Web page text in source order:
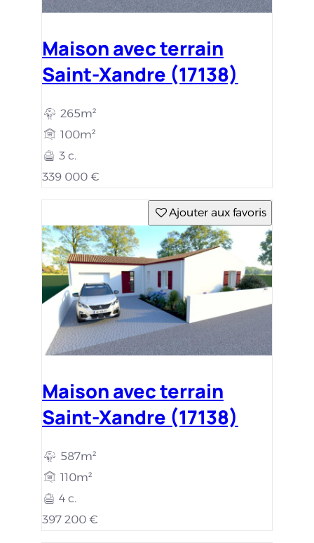
Maison avec terrain
Saint-Xandre (17138)
265m²
100m²
3 c.
339 000 €
Ajouter aux favoris
Maison avec terrain
Saint-Xandre (17138)
587m²
110m²
4 c.
397 200 €